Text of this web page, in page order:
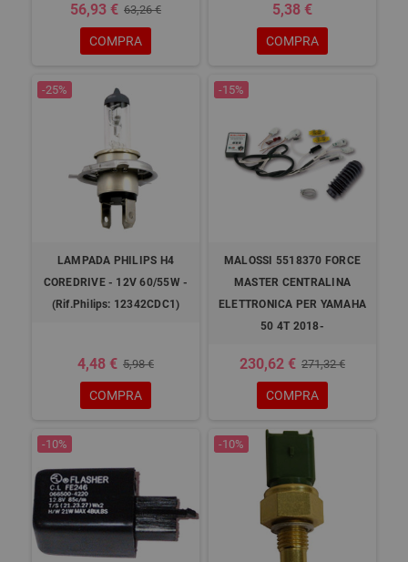
56,93 € 63,26 €
COMPRA
5,38 €
COMPRA
-25%
LAMPADA PHILIPS H4
COREDRIVE - 12V 60/55W -
(Rif.Philips: 12342CDC1)
4,48 € 5,98 €
COMPRA
-15%
MALOSSI 5518370 FORCE
MASTER CENTRALINA
ELETTRONICA PER YAMAHA
50 4T 2018-
230,62 € 271,32 €
COMPRA
-10% -10%